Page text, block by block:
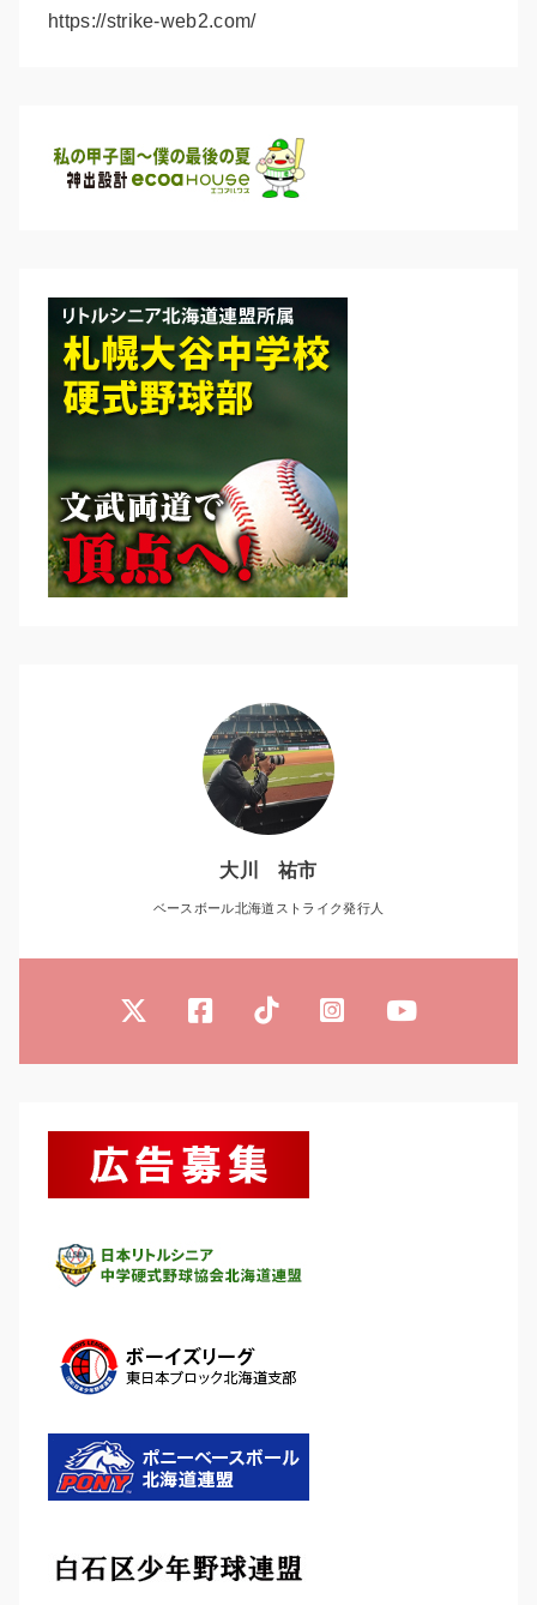
https://strike-web2.com/
大川 祐市
ベースボール北海道ストライク発行人